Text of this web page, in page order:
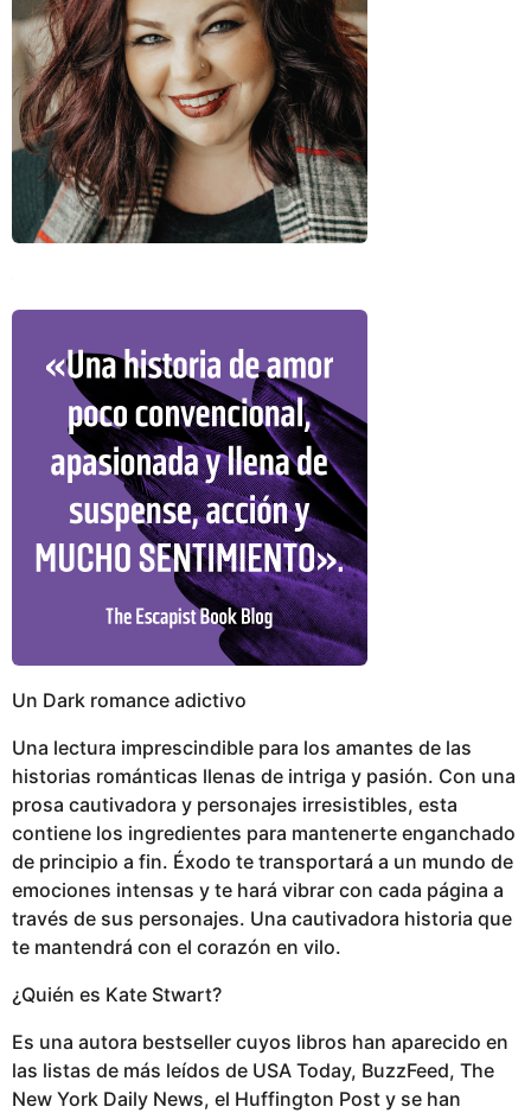
Un Dark romance adictivo
Una lectura imprescindible para los amantes de las
historias románticas llenas de intriga y pasión. Con una
prosa cautivadora y personajes irresistibles, esta
contiene los ingredientes para mantenerte enganchado
de principio a fin. Éxodo te transportará a un mundo de
emociones intensas y te hará vibrar con cada página a
través de sus personajes. Una cautivadora historia que
te mantendrá con el corazón en vilo.
¿Quién es Kate Stwart?
Es una autora bestseller cuyos libros han aparecido en
las listas de más leídos de USA Today, BuzzFeed, The
New York Daily News, el Huffington Post y se han